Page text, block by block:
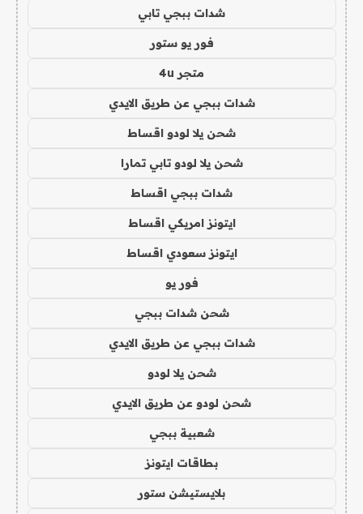
شدات ببجي تابي
فور يو ستور
متجر 4u
شدات ببجي عن طريق الايدي
شحن يلا لودو اقساط
شحن يلا لودو تابي تمارا
شدات ببجي اقساط
ايتونز امريكي اقساط
ايتونز سعودي اقساط
فور يو
شحن شدات ببجي
شدات ببجي عن طريق الايدي
شحن يلا لودو
شحن لودو عن طريق الايدي
شعبية ببجي
بطاقات ايتونز
بلايستيشن ستور